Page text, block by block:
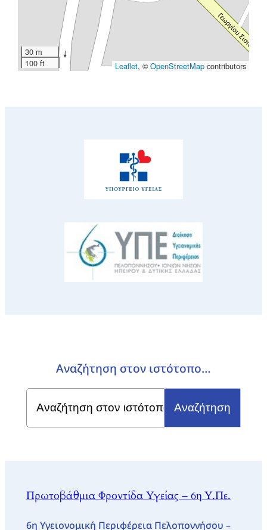
30 m
100 ft
Leaflet, ©OpenStreetMapcontributors
Αναζήτηση στον ιστότοπο…
Search
for:
Πρωτοβάθμια Φροντίδα Υγείας – 6η Υ.Πε.
6η Υγειονομική Περιφέρεια Πελοποννήσου –